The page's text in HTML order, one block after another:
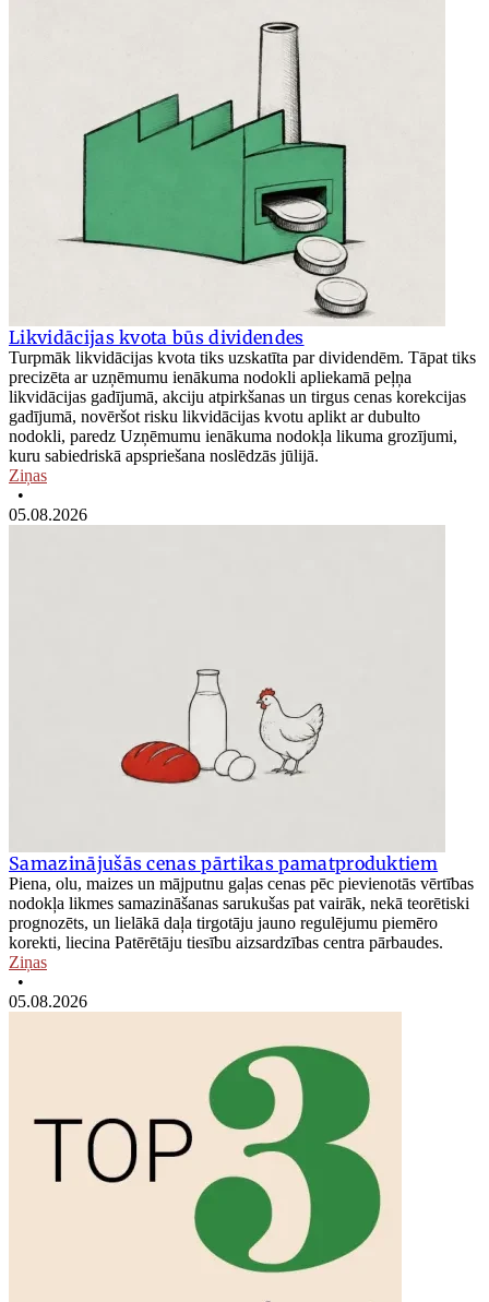
Likvidācijas kvota būs dividendes
Turpmāk likvidācijas kvota tiks uzskatīta par dividendēm. Tāpat tiks
precizēta ar uzņēmumu ienākuma nodokli apliekamā peļņa
likvidācijas gadījumā, akciju atpirkšanas un tirgus cenas korekcijas
gadījumā, novēršot risku likvidācijas kvotu aplikt ar dubulto
nodokli, paredz Uzņēmumu ienākuma nodokļa likuma grozījumi,
kuru sabiedriskā apspriešana noslēdzās jūlijā.
Ziņas
•
05.08.2026
Samazinājušās cenas pārtikas pamatproduktiem
Piena, olu, maizes un mājputnu gaļas cenas pēc pievienotās vērtības
nodokļa likmes samazināšanas sarukušas pat vairāk, nekā teorētiski
prognozēts, un lielākā daļa tirgotāju jauno regulējumu piemēro
korekti, liecina Patērētāju tiesību aizsardzības centra pārbaudes.
Ziņas
•
05.08.2026